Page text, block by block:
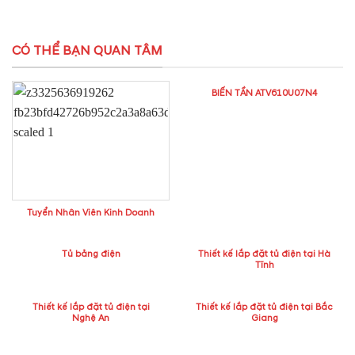
CÓ THỂ BẠN QUAN TÂM
Tuyển Nhân Viên Kinh Doanh
BIẾN TẦN ATV610U07N4
Tủ bảng điện
Thiết kế lắp đặt tủ điện tại Hà
Tĩnh
Thiết kế lắp đặt tủ điện tại
Nghệ An
Thiết kế lắp đặt tủ điện tại Bắc
Giang